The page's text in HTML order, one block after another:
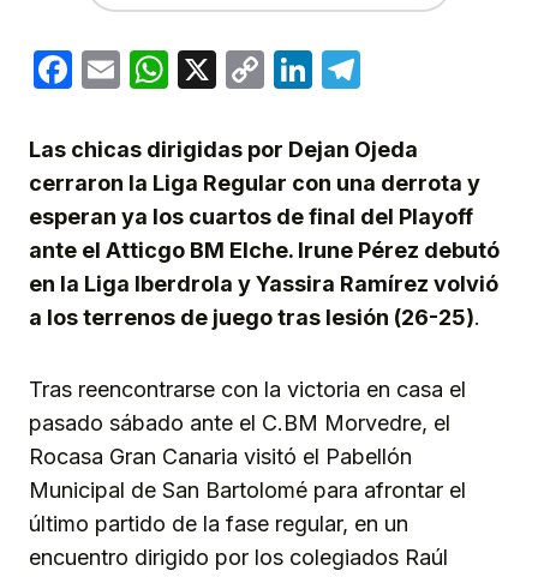
Facebook
EmailWhatsApp
X
CopyLinkedIn
Las chicas dirigidas por Dejan Ojeda
cerraron la Liga Regular con una derrota y
esperan ya los cuartos de final del Playoff
ante el Atticgo BM Elche. Irune Pérez debutó
en la Liga Iberdrola y Yassira Ramírez volvió
a los terrenos de juego tras lesión (26-25).
Tras reencontrarse con la victoria en casa el
pasado sábado ante el C.BM Morvedre, el
Rocasa Gran Canaria visitó el Pabellón
Municipal de San Bartolomé para afrontar el
último partido de la fase regular, en un
encuentro dirigido por los colegiados Raúl